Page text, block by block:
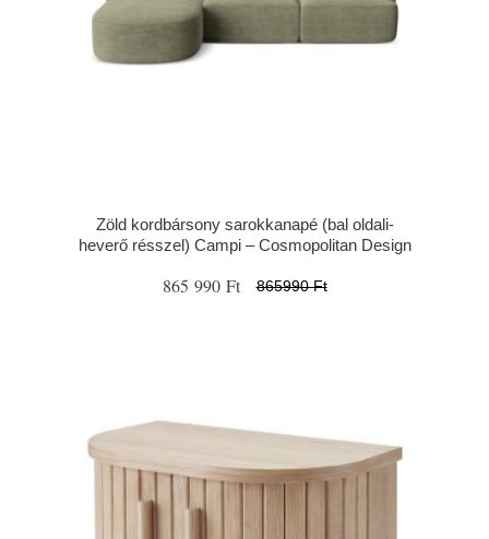
Zöld kordbársony sarokkanapé (bal oldali-
heverő résszel) Campi – Cosmopolitan Design
865 990 Ft 865990 Ft